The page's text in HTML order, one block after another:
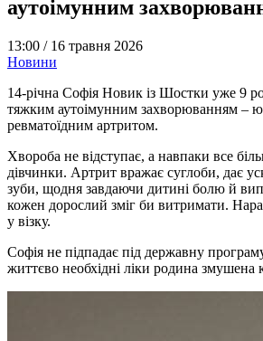
аутоімунним
13:00 / 16 травня 2026
Новини
14-річна Софія Новик із Шостки уже 9
тяжким аутоімунним захворюванням –
ревматоїдним артритом.
Хвороба не відступає, а навпаки все
дівчинки. Артрит вражає суглоби, дає
зуби, щодня завдаючи дитині болю й
кожен дорослий зміг би витримати.
у візку.
Софія не підпадає під державну
життєво необхідні ліки родина змушена